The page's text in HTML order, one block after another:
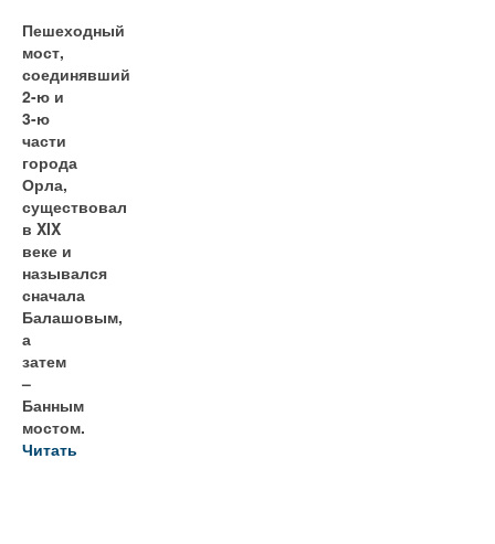
Пешеходный
мост,
соединявший
2-ю и
3-ю
части
города
Орла,
существовал
в XIX
веке и
назывался
сначала
Балашовым,
а
затем
–
Банным
мостом.
Читать